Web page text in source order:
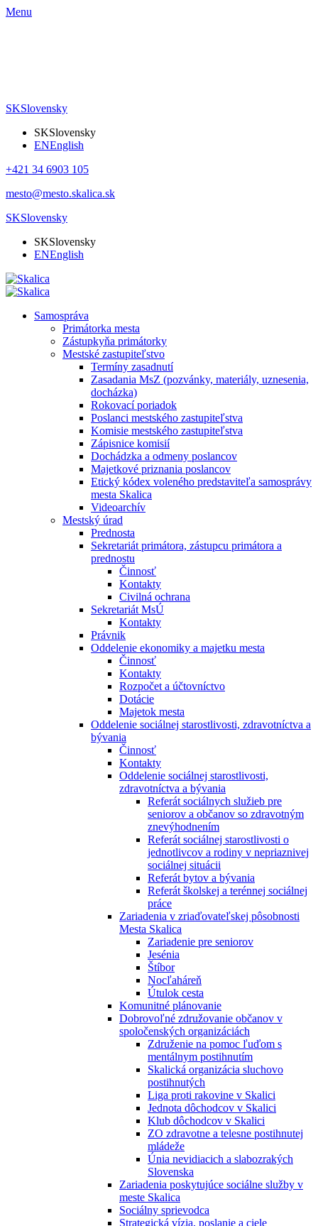
Menu
SKSlovensky
SKSlovensky
ENEnglish
+421 34 6903 105
mesto@mesto.skalica.sk
SKSlovensky
SKSlovensky
ENEnglish
Samospráva
Primátorka mesta
Zástupkyňa primátorky
Mestské zastupiteľstvo
Termíny zasadnutí
Zasadania MsZ (pozvánky, materiály, uznesenia,
docházka)
Rokovací poriadok
Poslanci mestského zastupiteľstva
Komisie mestského zastupiteľstva
Zápisnice komisií
Dochádzka a odmeny poslancov
Majetkové priznania poslancov
Etický kódex voleného predstaviteľa samosprávy
mesta Skalica
Videoarchív
Mestský úrad
Prednosta
Sekretariát primátora, zástupcu primátora a
prednostu
Činnosť
Kontakty
Civilná ochrana
Sekretariát MsÚ
Kontakty
Právnik
Oddelenie ekonomiky a majetku mesta
Činnosť
Kontakty
Rozpočet a účtovníctvo
Dotácie
Majetok mesta
Oddelenie sociálnej starostlivosti, zdravotníctva a
bývania
Činnosť
Kontakty
Oddelenie sociálnej starostlivosti,
zdravotníctva a bývania
Referát sociálnych služieb pre
seniorov a občanov so zdravotným
znevýhodnením
Referát sociálnej starostlivosti o
jednotlivcov a rodiny v nepriaznivej
sociálnej situácii
Referát bytov a bývania
Referát školskej a terénnej sociálnej
práce
Zariadenia v zriaďovateľskej pôsobnosti
Mesta Skalica
Zariadenie pre seniorov
Jesénia
Štíbor
Nocľaháreň
Útulok cesta
Komunitné plánovanie
Dobrovoľné združovanie občanov v
spoločenských organizáciách
Združenie na pomoc ľuďom s
mentálnym postihnutím
Skalická organizácia sluchovo
postihnutých
Liga proti rakovine v Skalici
Jednota dôchodcov v Skalici
Klub dôchodcov v Skalici
ZO zdravotne a telesne postihnutej
mládeže
Únia nevidiacich a slabozrakých
Slovenska
Zariadenia poskytujúce sociálne služby v
meste Skalica
Sociálny sprievodca
Strategická vízia, poslanie a ciele